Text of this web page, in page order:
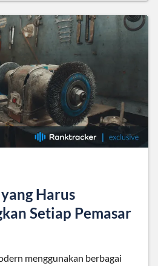
Harus
Setiap Pemasar
menggunakan berbagai